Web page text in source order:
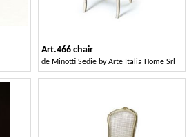
Art.466 chair
de Minotti Sedie by Arte Italia Home Srl